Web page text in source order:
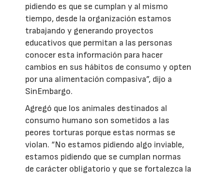
pidiendo es que se cumplan y al mismo
tiempo, desde la organización estamos
trabajando y generando proyectos
educativos que permitan a las personas
conocer esta información para hacer
cambios en sus hábitos de consumo y opten
por una alimentación compasiva”, dijo a
SinEmbargo.
Agregó que los animales destinados al
consumo humano son sometidos a las
peores torturas porque estas normas se
violan. “No estamos pidiendo algo inviable,
estamos pidiendo que se cumplan normas
de carácter obligatorio y que se fortalezca la